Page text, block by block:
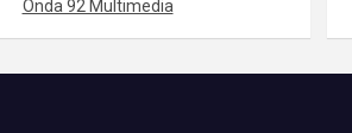
Onda 92 Multimedia